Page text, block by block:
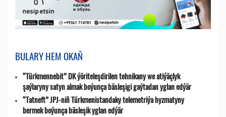
BULARY HEM OKAŇ
“Türkmennebit” DK ýöriteleşdirilen tehnikany we atiýäçlyk
şaýlaryny satyn almak boýunça bäsleşigi gaýtadan yglan edýär
“Tatneft” JPJ-niň Türkmenistandaky telemetriýa hyzmatyny
bermek boýunça bäsleşik yglan edýär